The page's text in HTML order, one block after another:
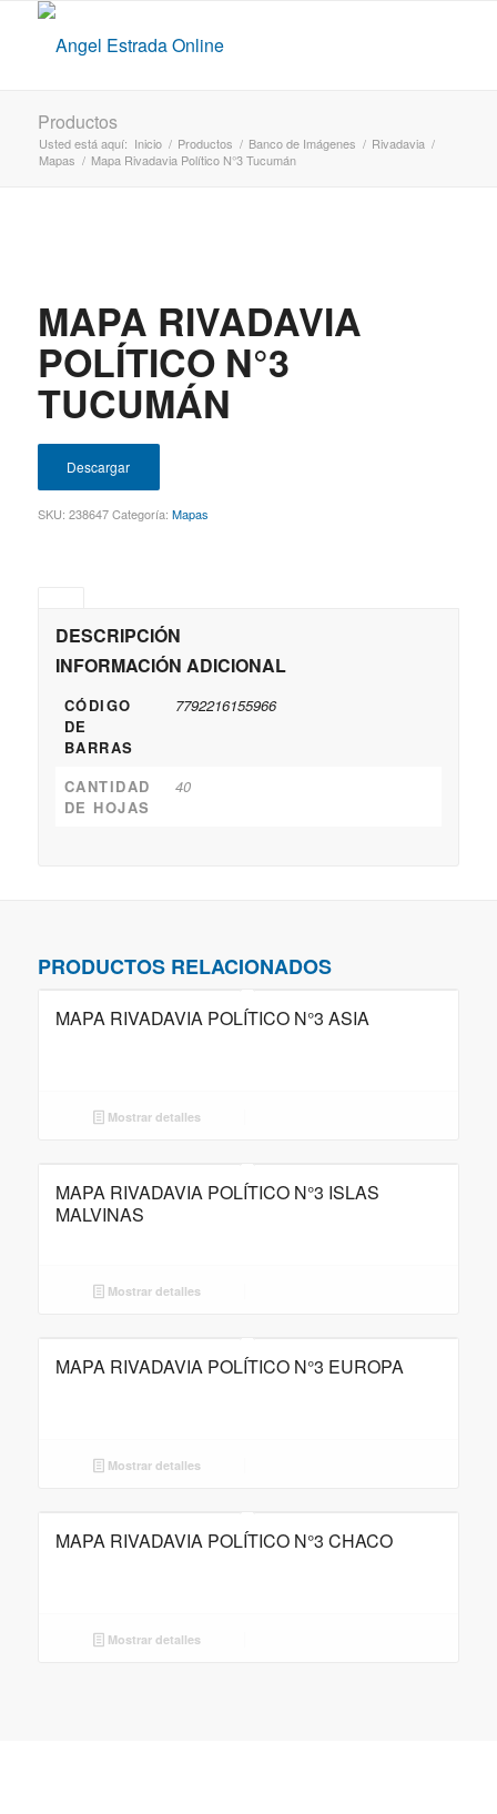
Productos
Usted está aquí: Inicio / Productos / Banco de Imágenes / Rivadavia /
Mapas / Mapa Rivadavia Político N°3 Tucumán
MAPA RIVADAVIA
POLÍTICO N°3
TUCUMÁN
Descargar
SKU: 238647 Categoría: Mapas
DESCRIPCIÓN
INFORMACIÓN ADICIONAL
CÓDIGO
DE
BARRAS
7792216155966
CANTIDAD
DE HOJAS
40
PRODUCTOS RELACIONADOS
MAPA RIVADAVIA POLÍTICO N°3 ASIA
Mostrar detalles
MAPA RIVADAVIA POLÍTICO N°3 ISLAS
MALVINAS
Mostrar detalles
MAPA RIVADAVIA POLÍTICO N°3 EUROPA
Mostrar detalles
MAPA RIVADAVIA POLÍTICO N°3 CHACO
Mostrar detalles